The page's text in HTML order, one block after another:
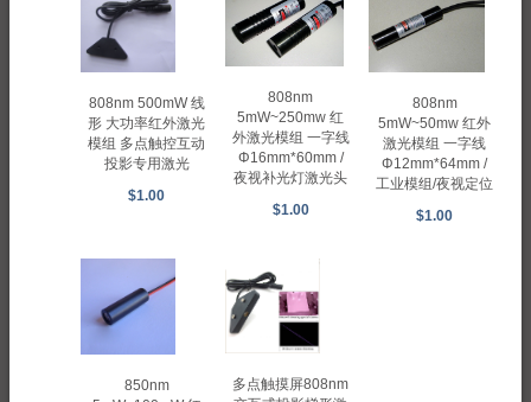
808nm 500mW 线
形 大功率红外激光
模组 多点触控互动
投影专用激光
$1.00
808nm
5mW~250mw 红
外激光模组 一字线
Φ16mm*60mm /
夜视补光灯激光头
$1.00
808nm
5mW~50mw 红外
激光模组 一字线
Φ12mm*64mm /
工业模组/夜视定位
$1.00
850nm
多点触摸屏808nm